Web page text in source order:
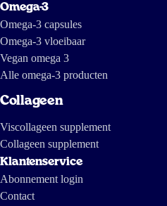
Omega-3
Omega-3 capsules
Omega-3 vloeibaar
Vegan omega 3
Alle omega-3 producten
Collageen
Viscollageen supplement
Collageen supplement
Klantenservice
Abonnement login
Contact